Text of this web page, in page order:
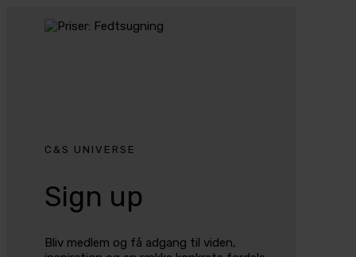
C&S UNIVERSE
Sign up
Bliv medlem og få adgang til viden,